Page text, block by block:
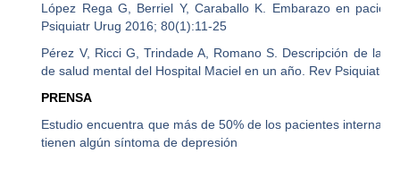
López Rega G, Berriel Y, Caraballo K. Embarazo en
Psiquiatr Urug 2016; 80(1):11-25
Pérez V, Ricci G, Trindade A, Romano S. Descripción de la
de salud mental del Hospital Maciel en un año. Rev Psiquiatr
PRENSA
Estudio encuentra que más de 50% de los pacientes
tienen algún síntoma de depresión